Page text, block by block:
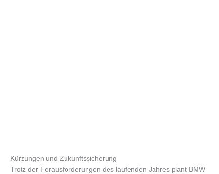
Kürzungen und Zukunftssicherung
Trotz der Herausforderungen des laufenden Jahres plant BMW